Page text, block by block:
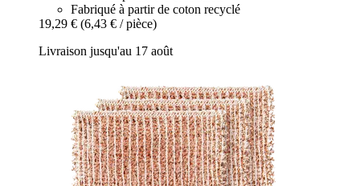
Fabriqué à partir de coton recyclé
19,29 € (6,43 € / pièce)
Livraison jusqu'au 17 août